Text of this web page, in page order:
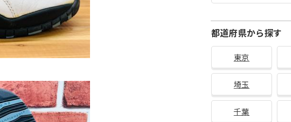
都道府県から探す
東京
埼玉
千葉